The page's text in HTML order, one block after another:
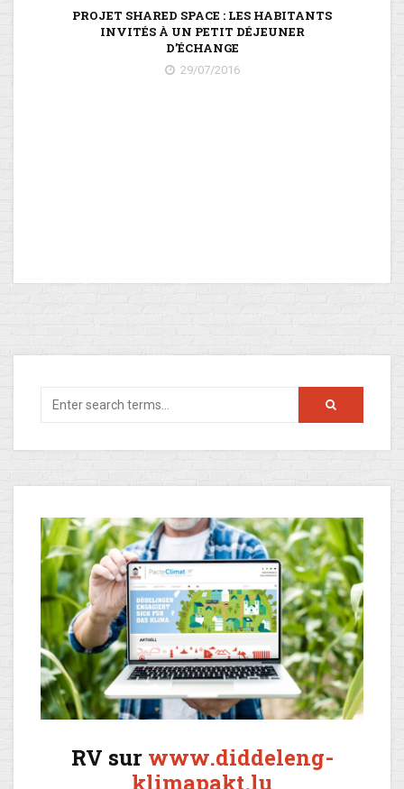
PROJET SHARED SPACE : LES HABITANTS
INVITÉS À UN PETIT DÉJEUNER
D’ÉCHANGE
29/07/2016
RV sur www.diddeleng-
klimapakt.lu